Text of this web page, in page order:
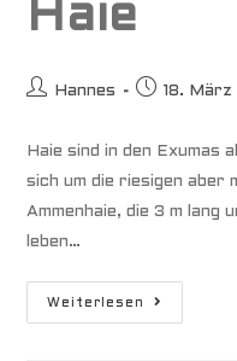
Haie
Beitrags-
Hannes
Beitrag
18.
Haie sind in den Exumas
sich um die riesigen aber
Ammenhaie, die 3 m lang
leben…
Weiterlesen Haie